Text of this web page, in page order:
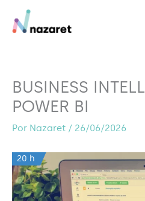
contenido
BUSINESS
POWER BI
Por Nazaret / 26/06/2026
20 h